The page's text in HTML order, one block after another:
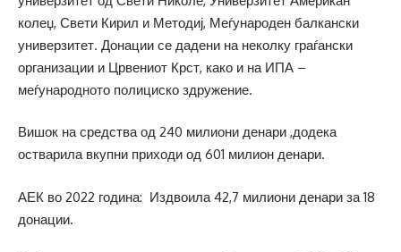
колеџ, Свети Кирил и Методиј, Меѓународен балкански
универзитет. Донации се дадени на неколку граѓански
организации и Црвениот Крст, како и на ИПА –
меѓународното полициско здружение.
Вишок на средства од 240 милиони денари ,додека
остварила вкупни приходи од 601 милион денари.
АЕК во 2022 година: Издвоила 42,7 милиони денари за 18
донации.